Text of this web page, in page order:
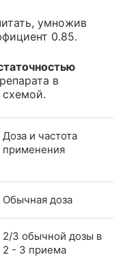
умножив
0.85.
в
Доза и частота
применения
Обычная доза
2/3 обычной дозы в
2 - 3 приема